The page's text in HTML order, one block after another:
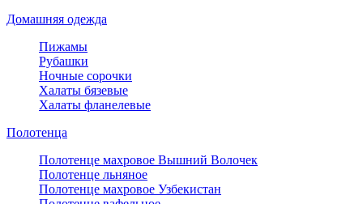
Домашняя одежда
Пижамы
Рубашки
Ночные сорочки
Халаты бязевые
Халаты фланелевые
Полотенца
Полотенце махровое Вышний Волочек
Полотенце льняное
Полотенце махровое Узбекистан